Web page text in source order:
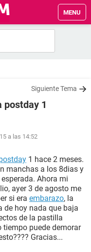
MENU
Siguiente Tema
postday 1
a las 14:52
1 hace 2 meses.
manchas a los 8dias y
Ahora mi
ayer 3 de agosto me
si era embarazo, la
de hoy nada que baja
de la pastilla
tiempo puede demorar
Gracias...